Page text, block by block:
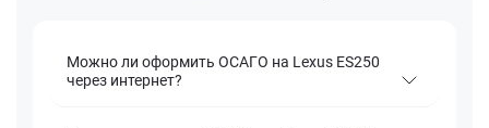
Можно ли оформить ОСАГО на Lexus ES250
через интернет?